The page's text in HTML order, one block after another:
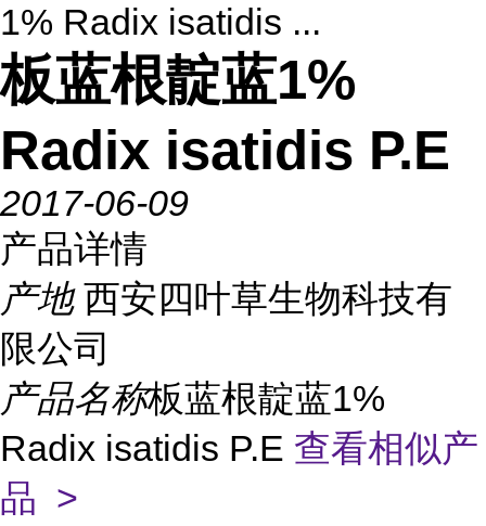
1% Radix isatidis ...
板蓝根靛蓝1%
Radix isatidis P.E
2017-06-09
产品详情
产地 西安四叶草生物科技有
限公司
产品名称板蓝根靛蓝1%
Radix isatidis P.E 查看相似产
品 >